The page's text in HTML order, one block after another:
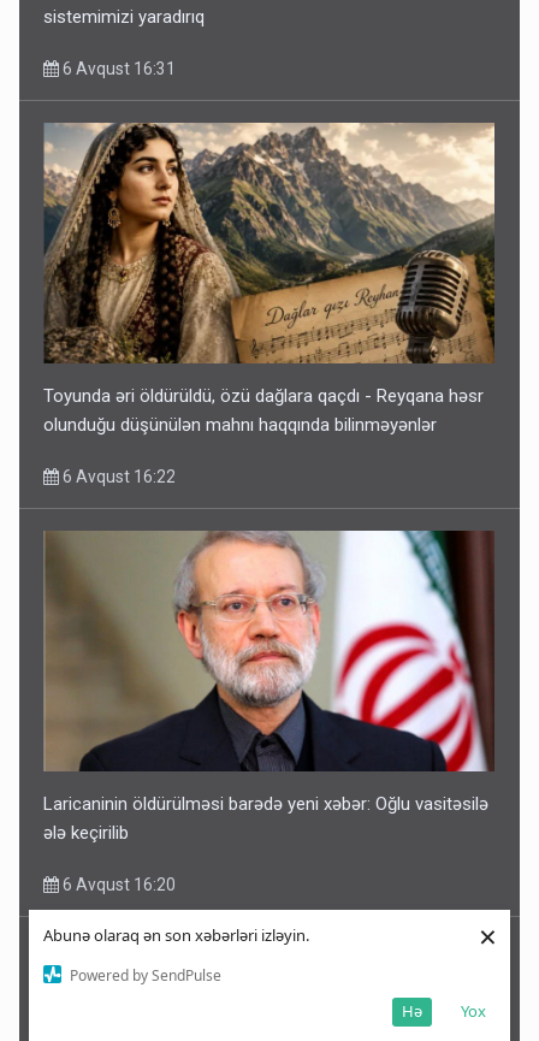
Abunə olaraq ən son xəbərləri izləyin.
Powered by SendPulse
Yox
Hə
×
sistemimizi yaradırıq
6 Avqust 16:31
Toyunda əri öldürüldü, özü dağlara qaçdı - Reyqana həsr
olunduğu düşünülən mahnı haqqında bilinməyənlər
6 Avqust 16:22
Laricaninin öldürülməsi barədə yeni xəbər: Oğlu vasitəsilə
ələ keçirilib
6 Avqust 16:20